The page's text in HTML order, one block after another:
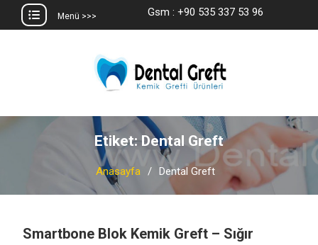
Menü >>> Gsm : +90 535 337 53 96
Etiket:Dental Greft
Anasayfa Dental Greft
Smartbone Blok Kemik Greft – Sığır